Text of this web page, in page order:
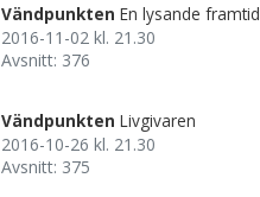
Vändpunkten En lysande framtid
2016-11-02 kl. 21.30
Avsnitt: 376
Vändpunkten Livgivaren
2016-10-26 kl. 21.30
Avsnitt: 375